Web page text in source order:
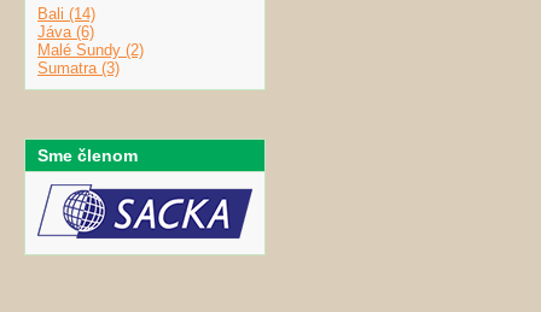
Bali (14)
Jáva (6)
Malé Sundy (2)
Sumatra (3)
Sme členom